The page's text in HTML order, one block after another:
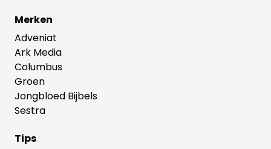
Merken
Adveniat
Ark Media
Columbus
Groen
Jongbloed Bijbels
Sestra
Tips